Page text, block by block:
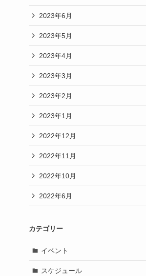
2023年6月
2023年5月
2023年4月
2023年3月
2023年2月
2023年1月
2022年12月
2022年11月
2022年10月
2022年6月
カテゴリー
イベント
スケジュール